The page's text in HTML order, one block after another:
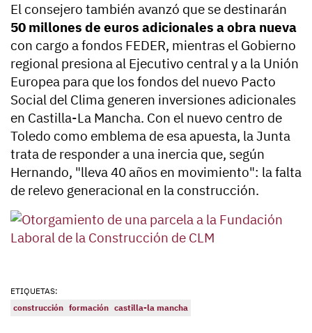
El consejero también avanzó que se destinarán
50 millones de euros adicionales a obra nueva
con cargo a fondos FEDER, mientras el Gobierno
regional presiona al Ejecutivo central y a la Unión
Europea para que los fondos del nuevo Pacto
Social del Clima generen inversiones adicionales
en Castilla-La Mancha. Con el nuevo centro de
Toledo como emblema de esa apuesta, la Junta
trata de responder a una inercia que, según
Hernando, "lleva 40 años en movimiento": la falta
de relevo generacional en la construcción.
ETIQUETAS:
construcción formación castilla-la mancha